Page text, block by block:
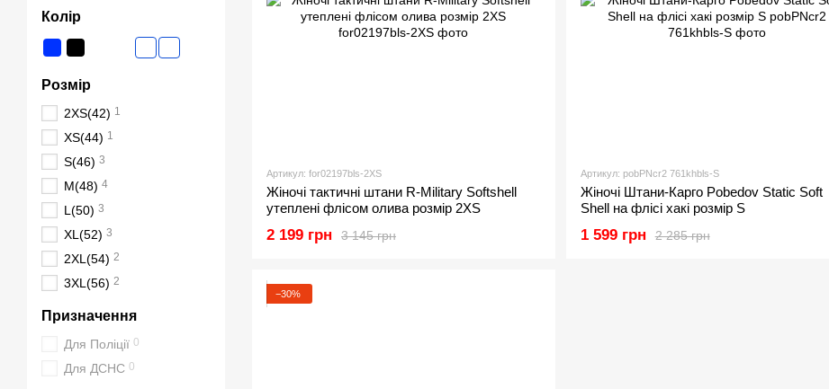
Артикул: for02197bls-2XS
Жіночі тактичні штани R-Military Softshell
утеплені флісом олива розмір 2XS
3 145 грн
2 199 грн
Артикул: pobPNcr2 761khbls-S
Жіночі Штани-Карго Pobedov Static Soft
Shell на флісі хакі розмір S
2 285 грн
1 599 грн
−30%
Колір
Розмір
2XS(42) 1
XS(44) 1
S(46) 3
M(48) 4
L(50) 3
XL(52) 3
2XL(54) 2
3XL(56) 2
Призначення
Для Поліції 0
Для ДСНС 0